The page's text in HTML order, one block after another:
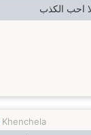
Khenchela